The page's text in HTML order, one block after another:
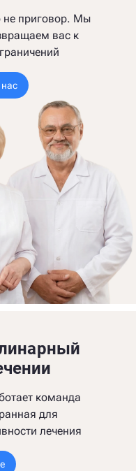
не приговор. Мы
вас к
команда
для
лечения